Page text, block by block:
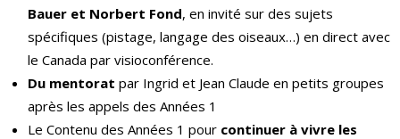
Bauer et Norbert Fond, en invité sur des sujets
spécifiques (pistage, langage des oiseaux…) en direct avec
le Canada par visioconférence.
Du mentorat par Ingrid et Jean Claude en petits groupes
après les appels des Années 1
Le Contenu des Années 1 pour continuer à vivre les